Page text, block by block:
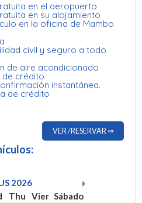
en el aeropuerto
en su alojamiento
en la oficina de Mambo
civil y seguro a todo
de aire acondicionado
crédito
instantánea.
de crédito
VER /RESERVAR ⇒
2026
Thu Vier Sábado